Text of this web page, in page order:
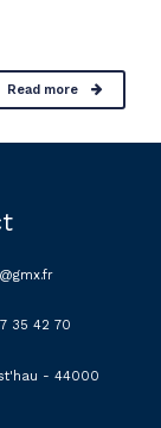
Read more
35 42 70
- 44000